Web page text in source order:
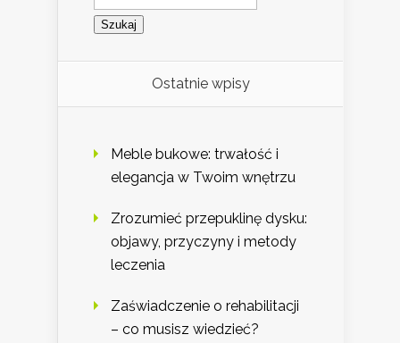
Ostatnie wpisy
Meble bukowe: trwałość i
elegancja w Twoim wnętrzu
Zrozumieć przepuklinę dysku:
objawy, przyczyny i metody
leczenia
Zaświadczenie o rehabilitacji
– co musisz wiedzieć?